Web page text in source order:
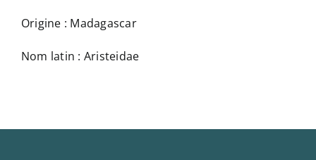
Origine : Madagascar
Nom latin : Aristeidae